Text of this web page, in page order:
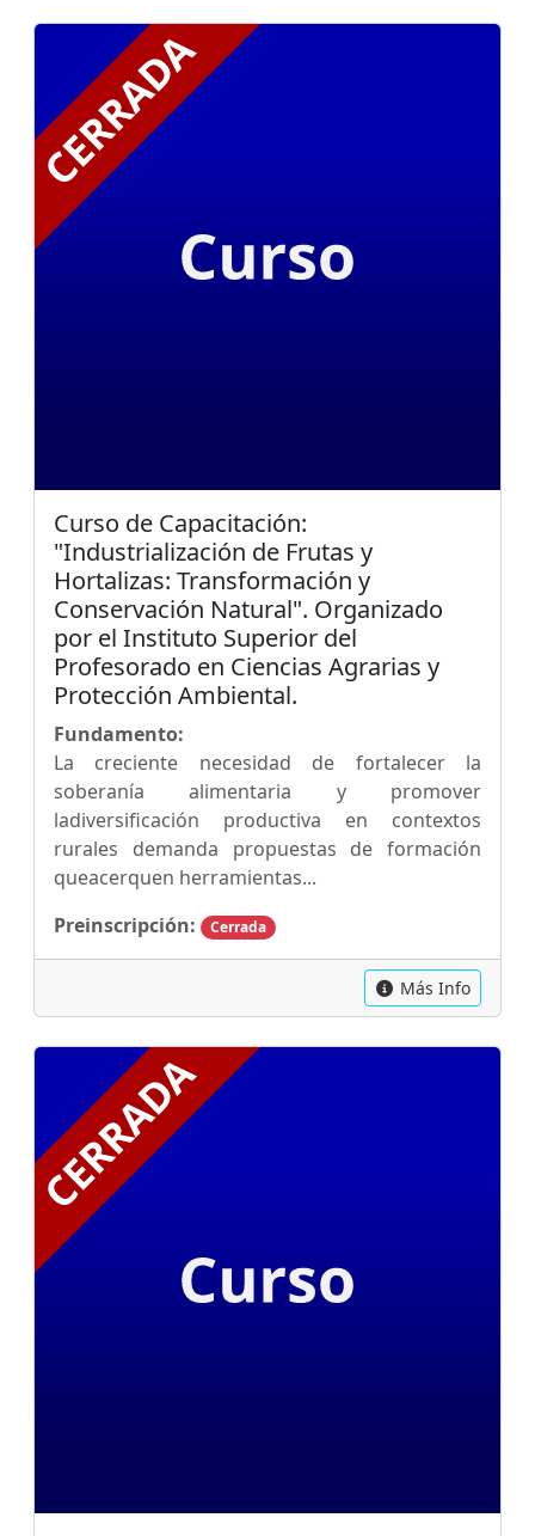
Curso de Capacitación:
"Industrialización de Frutas y
Hortalizas: Transformación y
Conservación Natural". Organizado
por el Instituto Superior del
Profesorado en Ciencias Agrarias y
Protección Ambiental.
Fundamento:
La creciente necesidad de fortalecer la
soberanía alimentaria y promover
ladiversificación productiva en contextos
rurales demanda propuestas de formación
queacerquen herramientas...
Preinscripción:
Cerrada
Más Info